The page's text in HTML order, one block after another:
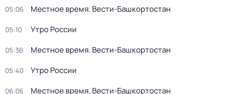
05:06 Местное время. Вести-Башкортостан
05:10 Утро России
05:36 Местное время. Вести-Башкортостан
05:40 Утро России
06:06 Местное время. Вести-Башкортостан